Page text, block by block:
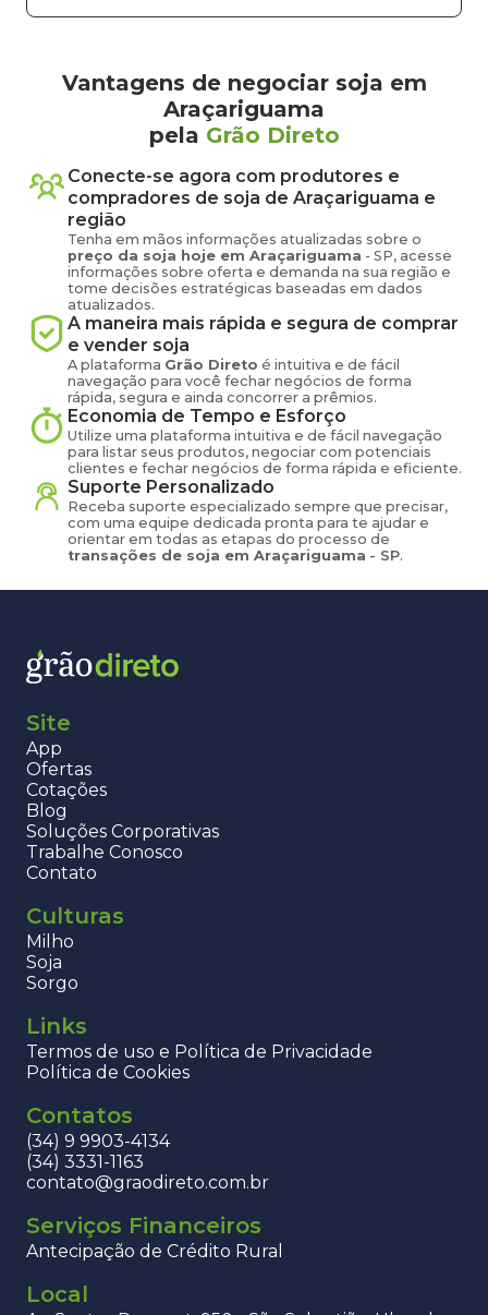
Vantagens de negociar soja em
Araçariguama
pela Grão Direto
Conecte-se agora com produtores e
compradores de soja de Araçariguama e
região
Tenha em mãos informações atualizadas sobre o
preço da soja hoje em Araçariguama - SP, acesse
informações sobre oferta e demanda na sua região e
tome decisões estratégicas baseadas em dados
atualizados.
A maneira mais rápida e segura de comprar
e vender soja
A plataforma Grão Direto é intuitiva e de fácil
navegação para você fechar negócios de forma
rápida, segura e ainda concorrer a prêmios.
Economia de Tempo e Esforço
Utilize uma plataforma intuitiva e de fácil navegação
para listar seus produtos, negociar com potenciais
clientes e fechar negócios de forma rápida e eficiente.
Suporte Personalizado
Receba suporte especializado sempre que precisar,
com uma equipe dedicada pronta para te ajudar e
orientar em todas as etapas do processo de
transações de soja em Araçariguama - SP.
Site
App
Ofertas
Cotações
Blog
Soluções Corporativas
Trabalhe Conosco
Contato
Culturas
Milho
Soja
Sorgo
Links
Termos de uso e Política de Privacidade
Política de Cookies
Contatos
(34) 9 9903-4134
(34) 3331-1163
contato@graodireto.com.br
Serviços Financeiros
Antecipação de Crédito Rural
Local